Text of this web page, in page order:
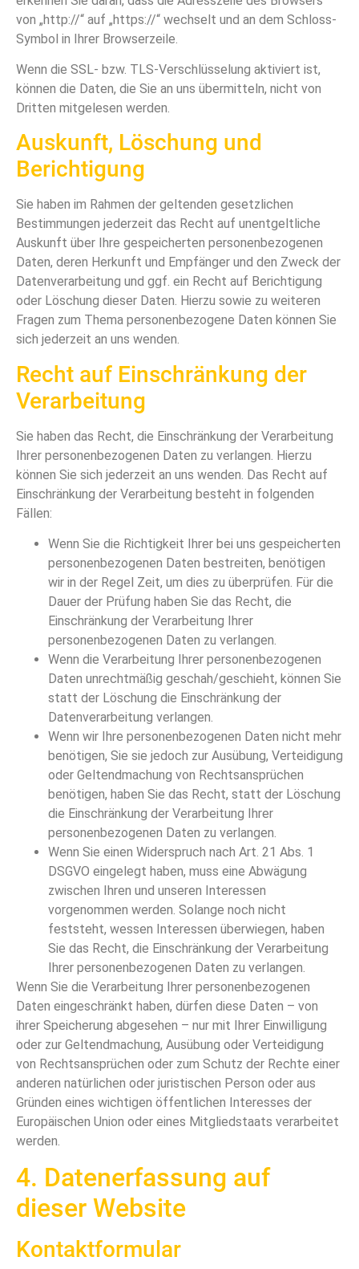
von „http://“ auf „https://“ wechselt und an dem Schloss-
Symbol in Ihrer Browserzeile.
Wenn die SSL- bzw. TLS-Verschlüsselung aktiviert ist,
können die Daten, die Sie an uns übermitteln, nicht von
Dritten mitgelesen werden.
Auskunft, Löschung und
Berichtigung
Sie haben im Rahmen der geltenden gesetzlichen
Bestimmungen jederzeit das Recht auf unentgeltliche
Auskunft über Ihre gespeicherten personenbezogenen
Daten, deren Herkunft und Empfänger und den Zweck der
Datenverarbeitung und ggf. ein Recht auf Berichtigung
oder Löschung dieser Daten. Hierzu sowie zu weiteren
Fragen zum Thema personenbezogene Daten können Sie
sich jederzeit an uns wenden.
Recht auf Einschränkung der
Verarbeitung
Sie haben das Recht, die Einschränkung der Verarbeitung
Ihrer personenbezogenen Daten zu verlangen. Hierzu
können Sie sich jederzeit an uns wenden. Das Recht auf
Einschränkung der Verarbeitung besteht in folgenden
Fällen:
Wenn Sie die Richtigkeit Ihrer bei uns gespeicherten
personenbezogenen Daten bestreiten, benötigen
wir in der Regel Zeit, um dies zu überprüfen. Für die
Dauer der Prüfung haben Sie das Recht, die
Einschränkung der Verarbeitung Ihrer
personenbezogenen Daten zu verlangen.
Wenn die Verarbeitung Ihrer personenbezogenen
Daten unrechtmäßig geschah/geschieht, können Sie
statt der Löschung die Einschränkung der
Datenverarbeitung verlangen.
Wenn wir Ihre personenbezogenen Daten nicht mehr
benötigen, Sie sie jedoch zur Ausübung, Verteidigung
oder Geltendmachung von Rechtsansprüchen
benötigen, haben Sie das Recht, statt der Löschung
die Einschränkung der Verarbeitung Ihrer
personenbezogenen Daten zu verlangen.
Wenn Sie einen Widerspruch nach Art. 21 Abs. 1
DSGVO eingelegt haben, muss eine Abwägung
zwischen Ihren und unseren Interessen
vorgenommen werden. Solange noch nicht
feststeht, wessen Interessen überwiegen, haben
Sie das Recht, die Einschränkung der Verarbeitung
Ihrer personenbezogenen Daten zu verlangen.
Wenn Sie die Verarbeitung Ihrer personenbezogenen
Daten eingeschränkt haben, dürfen diese Daten – von
ihrer Speicherung abgesehen – nur mit Ihrer Einwilligung
oder zur Geltendmachung, Ausübung oder Verteidigung
von Rechtsansprüchen oder zum Schutz der Rechte einer
anderen natürlichen oder juristischen Person oder aus
Gründen eines wichtigen öffentlichen Interesses der
Europäischen Union oder eines Mitgliedstaats verarbeitet
werden.
4. Datenerfassung auf
dieser Website
Kontaktformular